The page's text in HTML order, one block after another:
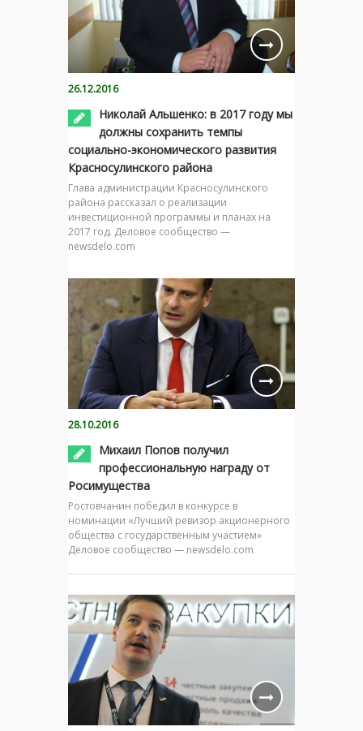
26.12.2016
Николай Альшенко: в 2017 году мы
должны сохранить темпы
социально-экономического развития
Красносулинского района
Глава администрации Красносулинского
района рассказал о реализации
инвестиционной программы и планах на
2017 год. Деловое сообщество —
newsdelo.com
28.10.2016
Михаил Попов получил
профессиональную награду от
Росимущества
Ростовчанин победил в конкурсе в
номинации «Лучший ревизор акционерного
общества с государственным участием»
Деловое сообщество — newsdelo.com